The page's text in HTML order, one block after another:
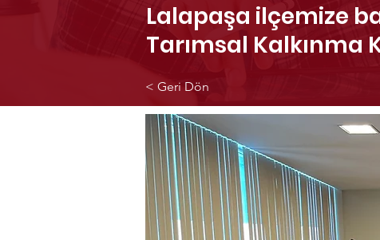
Lalapaşa ilçemize
Tarımsal Kalkınma
< Geri Dön